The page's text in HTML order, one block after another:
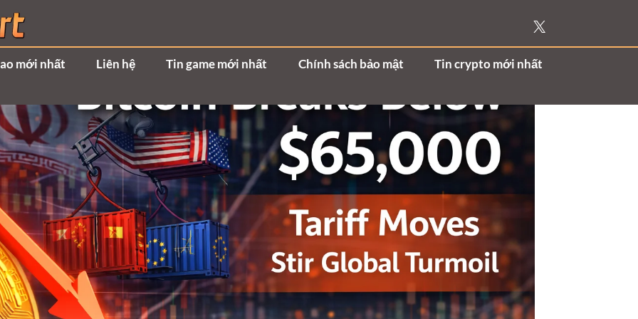
mới nhất Liên hệ Tin game mới nhất Chính sách bảo mật
Tin crypto mới nhất